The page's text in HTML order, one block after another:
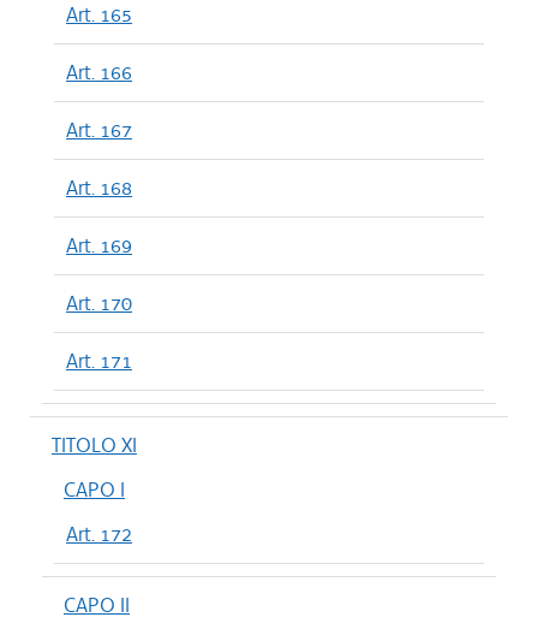
Art. 165
Art. 166
Art. 167
Art. 168
Art. 169
Art. 170
Art. 171
TITOLO XI
CAPO I
Art. 172
CAPO II